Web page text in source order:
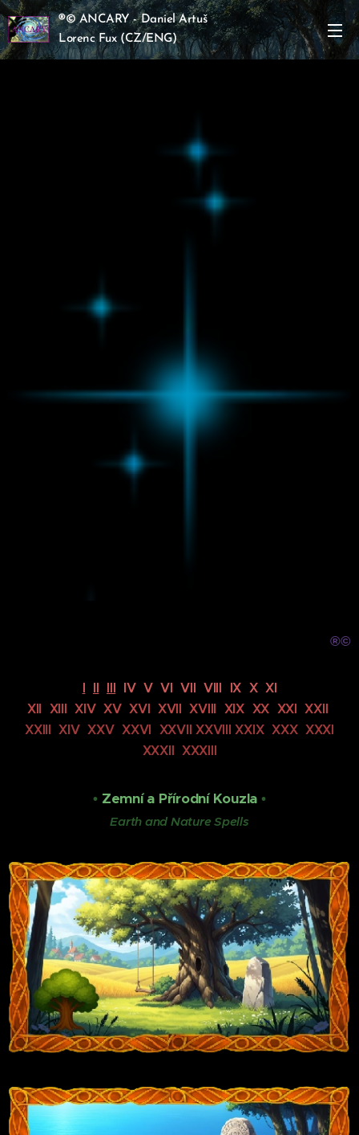
®© ANCARY - Daniel Artuš
Lorenc Fux (CZ/ENG)
®©
I II III IV V VI VII VIII IX X XI
XII XIII XIV XV XVI XVII XVIII XIX XX XXI XXII
XXIII XIV XXV XXVI XXVII XXVIII XXIX XXX XXXI
XXXII XXXIII
• Zemní a Přírodní Kouzla •
Earth and Nature Spells